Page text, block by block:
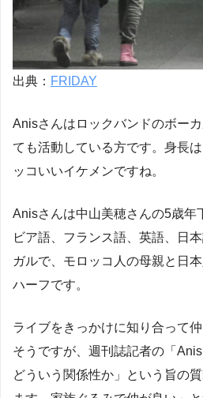
出典： FRIDAY
Anisさんはロックバンドのボー
ても活動している方です。身長
ッコいいイケメンですね。
Anisさんは中山美穂さんの5歳年
ビア語、フランス語、英語、日
ガルで、モロッコ人の母親と日
ハーフです。
ライブをきっかけに知り合って
そうですが、週刊誌記者の「
どういう関係性か」という旨の